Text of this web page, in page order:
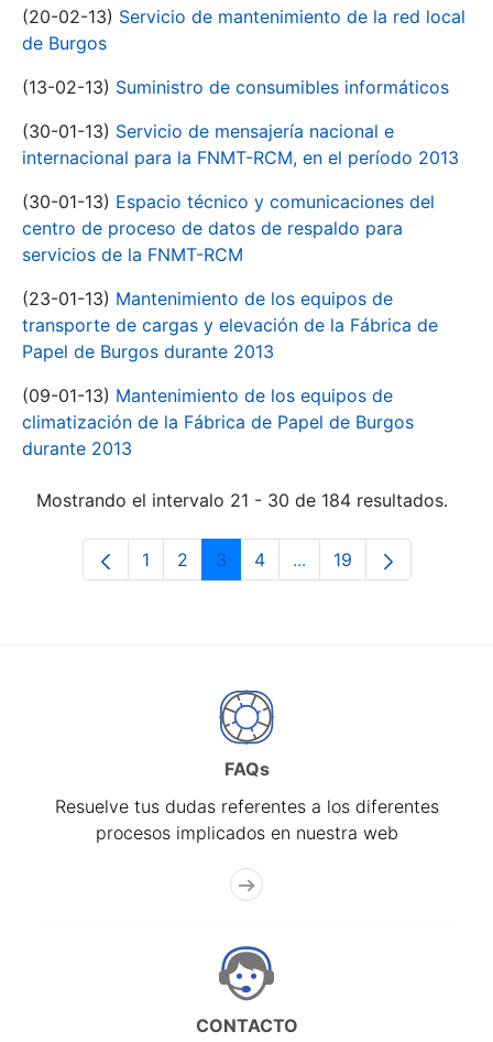
(20-02-13) Servicio de mantenimiento de la red local
de Burgos
(13-02-13) Suministro de consumibles informáticos
(30-01-13) Servicio de mensajería nacional e
internacional para la FNMT-RCM, en el período 2013
(30-01-13) Espacio técnico y comunicaciones del
centro de proceso de datos de respaldo para
servicios de la FNMT-RCM
(23-01-13) Mantenimiento de los equipos de
transporte de cargas y elevación de la Fábrica de
Papel de Burgos durante 2013
(09-01-13) Mantenimiento de los equipos de
climatización de la Fábrica de Papel de Burgos
durante 2013
Mostrando el intervalo 21 - 30 de 184 resultados.
Página
1 Página
2 Página
3 Página
4 ...Páginas intermedias
Página
19
FAQs
Resuelve tus dudas referentes a los diferentes
procesos implicados en nuestra web
CONTACTO